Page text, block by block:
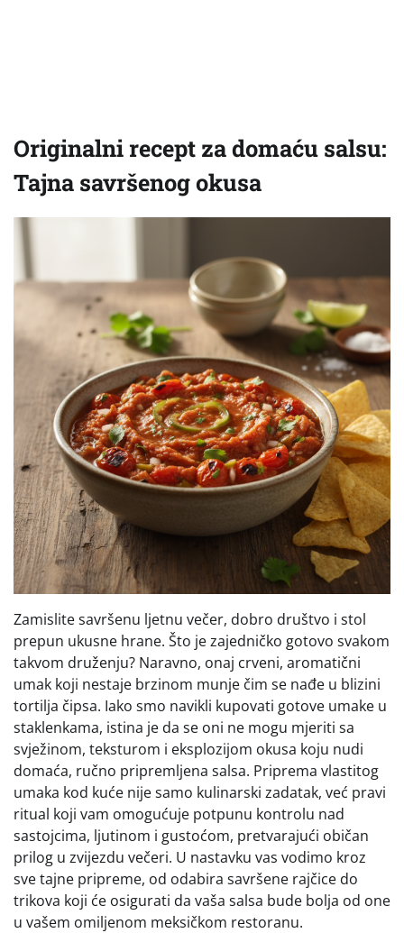
Originalni recept za domaću salsu:
Tajna savršenog okusa
Zamislite savršenu ljetnu večer, dobro društvo i stol
prepun ukusne hrane. Što je zajedničko gotovo svakom
takvom druženju? Naravno, onaj crveni, aromatični
umak koji nestaje brzinom munje čim se nađe u blizini
tortilja čipsa. Iako smo navikli kupovati gotove umake u
staklenkama, istina je da se oni ne mogu mjeriti sa
svježinom, teksturom i eksplozijom okusa koju nudi
domaća, ručno pripremljena salsa. Priprema vlastitog
umaka kod kuće nije samo kulinarski zadatak, već pravi
ritual koji vam omogućuje potpunu kontrolu nad
sastojcima, ljutinom i gustoćom, pretvarajući običan
prilog u zvijezdu večeri. U nastavku vas vodimo kroz
sve tajne pripreme, od odabira savršene rajčice do
trikova koji će osigurati da vaša salsa bude bolja od one
u vašem omiljenom meksičkom restoranu.